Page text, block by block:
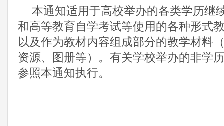
本通知适用于高校举办的各类学历继
和高等教育自学考试等使用的各种形式
以及作为教材内容组成部分的教学材料
资源、图册等）。有关学校举办的非学
参照本通知执行。